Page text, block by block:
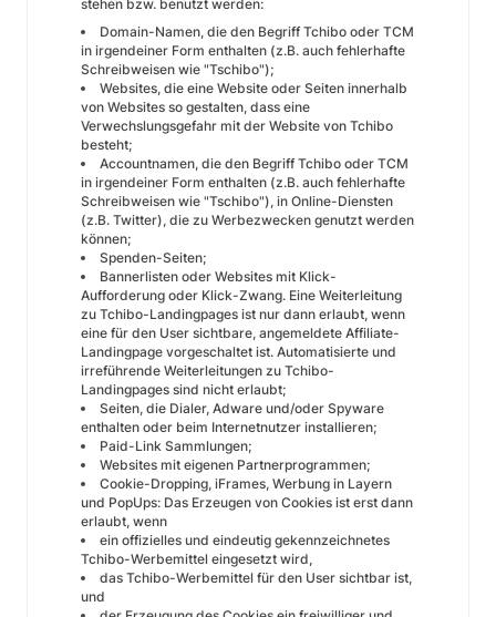
stehen bzw. benutzt werden:
Domain-Namen, die den Begriff Tchibo oder TCM
in irgendeiner Form enthalten (z.B. auch fehlerhafte
Schreibweisen wie "Tschibo");
Websites, die eine Website oder Seiten innerhalb
von Websites so gestalten, dass eine
Verwechslungsgefahr mit der Website von Tchibo
besteht;
Accountnamen, die den Begriff Tchibo oder TCM
in irgendeiner Form enthalten (z.B. auch fehlerhafte
Schreibweisen wie "Tschibo"), in Online-Diensten
(z.B. Twitter), die zu Werbezwecken genutzt werden
können;
Spenden-Seiten;
Bannerlisten oder Websites mit Klick-
Aufforderung oder Klick-Zwang. Eine Weiterleitung
zu Tchibo-Landingpages ist nur dann erlaubt, wenn
eine für den User sichtbare, angemeldete Affiliate-
Landingpage vorgeschaltet ist. Automatisierte und
irreführende Weiterleitungen zu Tchibo-
Landingpages sind nicht erlaubt;
Seiten, die Dialer, Adware und/oder Spyware
enthalten oder beim Internetnutzer installieren;
Paid-Link Sammlungen;
Websites mit eigenen Partnerprogrammen;
Cookie-Dropping, iFrames, Werbung in Layern
und PopUps: Das Erzeugen von Cookies ist erst dann
erlaubt, wenn
ein offizielles und eindeutig gekennzeichnetes
Tchibo-Werbemittel eingesetzt wird,
das Tchibo-Werbemittel für den User sichtbar ist,
und